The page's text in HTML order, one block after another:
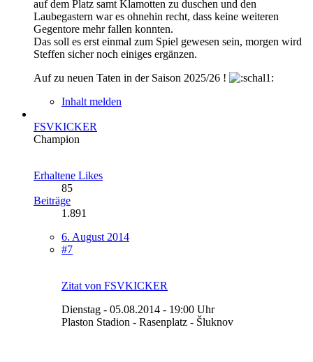
auf dem Platz samt Klamotten zu duschen und den
Laubegastern war es ohnehin recht, dass keine weiteren
Gegentore mehr fallen konnten.
Das soll es erst einmal zum Spiel gewesen sein, morgen wird
Steffen sicher noch einiges ergänzen.
Auf zu neuen Taten in der Saison 2025/26 !
Inhalt melden
FSVKICKER
Champion
Erhaltene Likes
85
Beiträge
1.891
6. August 2014
#7
Zitat von FSVKICKER
Dienstag - 05.08.2014 - 19:00 Uhr
Plaston Stadion - Rasenplatz - Šluknov